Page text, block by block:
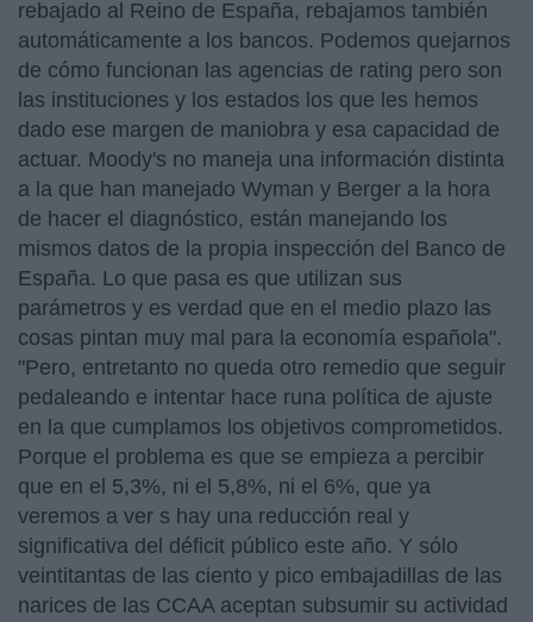
rebajado al Reino de España, rebajamos también
automáticamente a los bancos. Podemos quejarnos
de cómo funcionan las agencias de rating pero son
las instituciones y los estados los que les hemos
dado ese margen de maniobra y esa capacidad de
actuar. Moody's no maneja una información distinta
a la que han manejado Wyman y Berger a la hora
de hacer el diagnóstico, están manejando los
mismos datos de la propia inspección del Banco de
España. Lo que pasa es que utilizan sus
parámetros y es verdad que en el medio plazo las
cosas pintan muy mal para la economía española".
"Pero, entretanto no queda otro remedio que seguir
pedaleando e intentar hace runa política de ajuste
en la que cumplamos los objetivos comprometidos.
Porque el problema es que se empieza a percibir
que en el 5,3%, ni el 5,8%, ni el 6%, que ya
veremos a ver s hay una reducción real y
significativa del déficit público este año. Y sólo
veintitantas de las ciento y pico embajadillas de las
narices de las CCAA aceptan subsumir su actividad